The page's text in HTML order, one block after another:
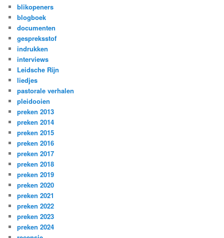
blikopeners
blogboek
documenten
gespreksstof
indrukken
interviews
Leidsche Rijn
liedjes
pastorale verhalen
pleidooien
preken 2013
preken 2014
preken 2015
preken 2016
preken 2017
preken 2018
preken 2019
preken 2020
preken 2021
preken 2022
preken 2023
preken 2024